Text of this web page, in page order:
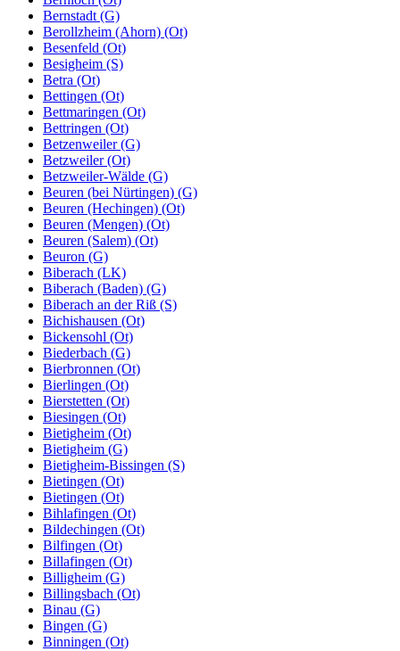
Bernstadt (G)
Berollzheim (Ahorn) (Ot)
Besenfeld (Ot)
Besigheim (S)
Betra (Ot)
Bettingen (Ot)
Bettmaringen (Ot)
Bettringen (Ot)
Betzenweiler (G)
Betzweiler (Ot)
Betzweiler-Wälde (G)
Beuren (bei Nürtingen) (G)
Beuren (Hechingen) (Ot)
Beuren (Mengen) (Ot)
Beuren (Salem) (Ot)
Beuron (G)
Biberach (LK)
Biberach (Baden) (G)
Biberach an der Riß (S)
Bichishausen (Ot)
Bickensohl (Ot)
Biederbach (G)
Bierbronnen (Ot)
Bierlingen (Ot)
Bierstetten (Ot)
Biesingen (Ot)
Bietigheim (Ot)
Bietigheim (G)
Bietigheim-Bissingen (S)
Bietingen (Ot)
Bietingen (Ot)
Bihlafingen (Ot)
Bildechingen (Ot)
Bilfingen (Ot)
Billafingen (Ot)
Billigheim (G)
Billingsbach (Ot)
Binau (G)
Bingen (G)
Binningen (Ot)